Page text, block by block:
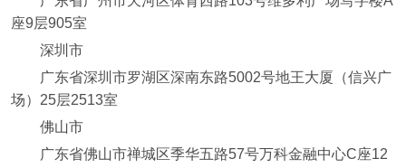
座9层905室
深圳市
广东省深圳市罗湖区深南东路5002号地王大厦（信兴广
场）25层2513室
佛山市
广东省佛山市禅城区季华五路57号万科金融中心C座12